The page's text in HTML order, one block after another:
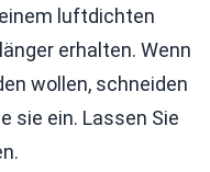
luftdichten
erhalten. Wenn
wollen, schneiden
sie ein. Lassen Sie